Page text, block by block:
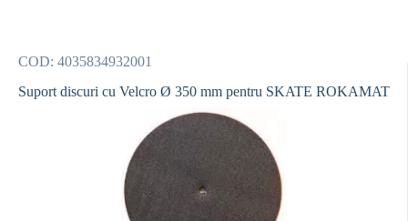
COD: 4035834932001
Suport discuri cu Velcro Ø 350 mm pentru SKATE ROKAMAT